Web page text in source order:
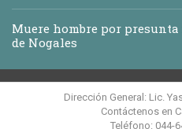
Muere hombre por
de Nogales
Dirección General: Lic.
Contáctenos en
Teléfono: 044-